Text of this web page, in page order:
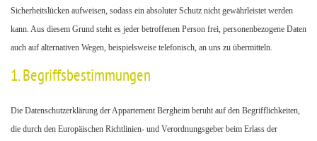
Sicherheitslücken aufweisen, sodass ein absoluter Schutz nicht gewährleistet werden
kann. Aus diesem Grund steht es jeder betroffenen Person frei, personenbezogene Daten
auch auf alternativen Wegen, beispielsweise telefonisch, an uns zu übermitteln.
1. Begriffsbestimmungen
Die Datenschutzerklärung der Appartement Bergheim beruht auf den Begrifflichkeiten,
die durch den Europäischen Richtlinien- und Verordnungsgeber beim Erlass der